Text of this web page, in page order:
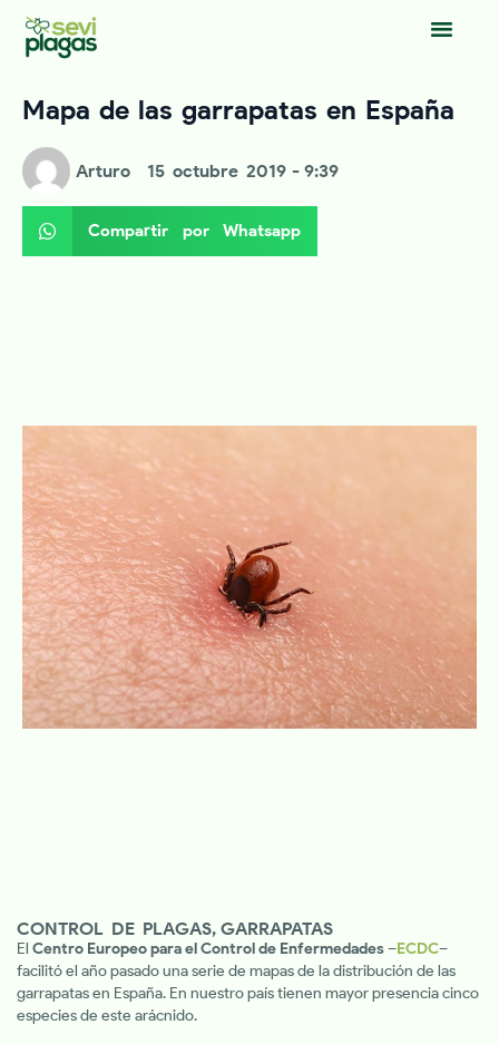
Mapa de las garrapatas en España
Arturo 15 octubre 2019 - 9:39
Compartir por Whatsapp
CONTROL DE PLAGAS, GARRAPATAS
El Centro Europeo para el Control de Enfermedades–ECDC–
facilitó el año pasado una serie de mapas de la distribución de las
garrapatas en España. En nuestro país tienen mayor presencia cinco
especies de este arácnido.